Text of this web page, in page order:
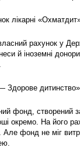
лікарні
рахунок у
й іноземні
Здорове
фонд, створений
окремо. На його
Але фонд не міг